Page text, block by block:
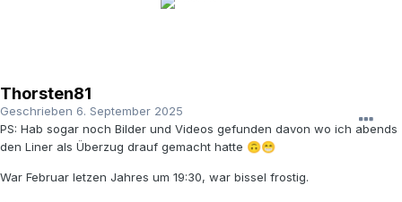
Thorsten81
Geschrieben 6. September 2025
PS: Hab sogar noch Bilder und Videos gefunden davon wo ich abends
den Liner als Überzug drauf gemacht hatte 🙃😁
War Februar letzen Jahres um 19:30, war bissel frostig.